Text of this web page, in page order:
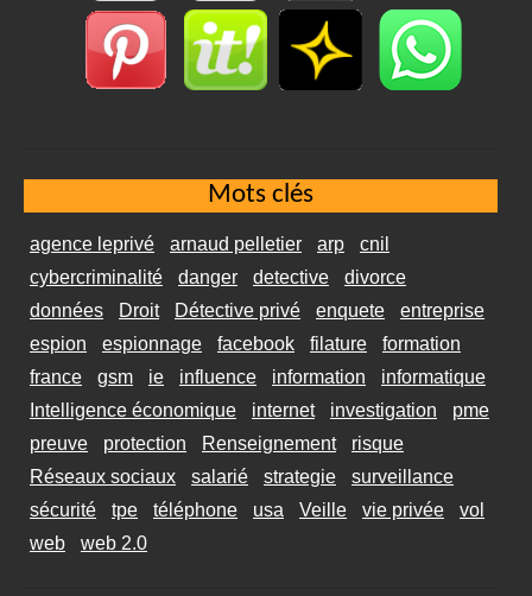
Mots clés
agence leprivé arnaud pelletier arp
cnil
cybercriminalité
danger detective
divorce
données
Droit Détective privé enquete
entreprise
espion
espionnage facebook filature
formation
france
gsm ie influence information
informatique
Intelligence économique
internet investigation
pme
preuve
protection Renseignement
risque
Réseaux sociaux
salarié strategie
surveillance
sécurité
tpe téléphone usa Veille vie privée
vol
web
web 2.0